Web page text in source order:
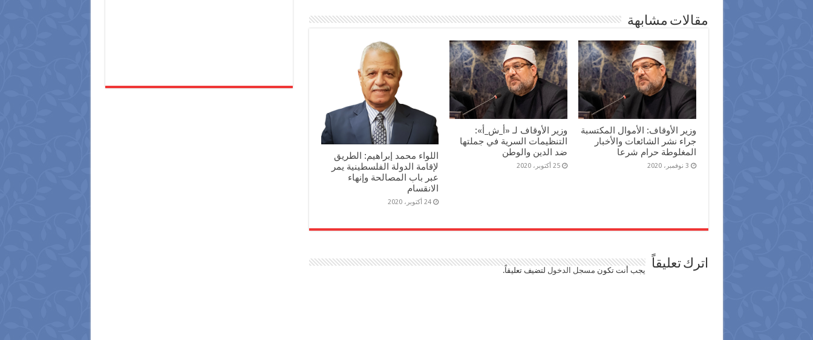
مقالات مشابهة
وزير الأوقاف: الأموال المكتسبة
جراء نشر الشائعات والأخبار
المغلوطة حرام شرعا
3 نوفمبر، 2020
وزير الأوقاف لـ «أ_ش_أ»:
التنظيمات السرية في جملتها
ضد الدين والوطن
25 أكتوبر، 2020
اللواء محمد إبراهيم: الطريق
لإقامة الدولة الفلسطينية يمر
عبر باب المصالحة وإنهاء
الانقسام
24 أكتوبر، 2020
اترك تعليقاً يجب أنت تكون مسجل الدخول لتضيف تعليقاً.